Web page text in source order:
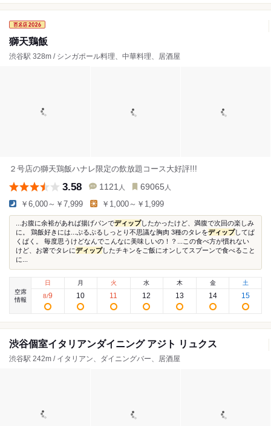
獅天鶏飯
渋谷駅 328m / シンガポール料理、中華料理、居酒屋
２号店の獅天鶏飯ハナレ限定の飲放題コース大好評!!!
3.58 1121 人 69065 人
￥6,000～￥7,999 ￥1,000～￥1,999
...お腹に余裕があれば揚げパンでディップしたかったけど、満腹で次回の楽しみ
に。 鶏飯好きには...ぷるぷるしっとり不思議な胸肉 3種のタレをディップしてぱ
くぱく。 毎度思うけどなんでこんなに美味しいの！？...この食べ方が慣れない
けど、お箸でタレにディップしたチキンをご飯にオンしてスプーンで食べること
に...
空席
情報
日
8/9
月
10
火
11
水
12
木
13
金
14
土
15
渋谷個室イタリアンダイニング アジト リュクス
渋谷駅 242m / イタリアン、ダイニングバー、居酒屋